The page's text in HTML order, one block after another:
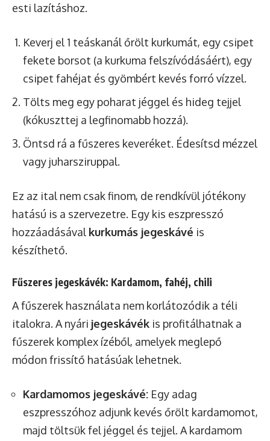
esti lazításhoz.
Keverj el 1 teáskanál őrölt kurkumát, egy csipet
fekete borsot (a kurkuma felszívódásáért), egy
csipet fahéjat és gyömbért kevés forró vízzel.
Tölts meg egy poharat jéggel és hideg tejjel
(kókuszttej a legfinomabb hozzá).
Öntsd rá a fűszeres keveréket. Édesítsd mézzel
vagy juharsziruppal.
Ez az ital nem csak finom, de rendkívül jótékony
hatású is a szervezetre. Egy kis eszpresszó
hozzáadásával kurkumás jegeskávé is
készíthető.
Fűszeres jegeskávék: Kardamom, fahéj, chili
A fűszerek használata nem korlátozódik a téli
italokra. A nyári jegeskávék is profitálhatnak a
fűszerek komplex ízéből, amelyek meglepő
módon frissítő hatásúak lehetnek.
Kardamomos jegeskávé: Egy adag
eszpresszóhoz adjunk kevés őrölt kardamomot,
majd töltsük fel jéggel és tejjel. A kardamom